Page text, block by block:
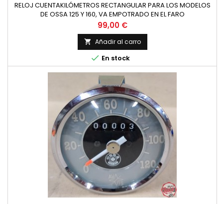
RELOJ CUENTAKILÓMETROS RECTANGULAR PARA LOS MODELOS
DE OSSA 125 Y 160, VA EMPOTRADO EN EL FARO
Precio
99,00 €
 Añadir al carro
 En stock